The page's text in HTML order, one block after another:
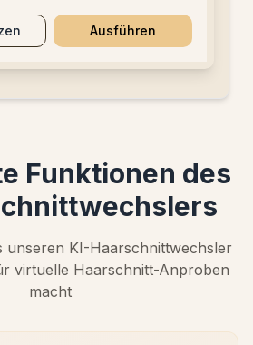
Ausführen
Funktionen des
unseren KI-Haarschnittwechsler
virtuelle Haarschnitt-Anproben
macht